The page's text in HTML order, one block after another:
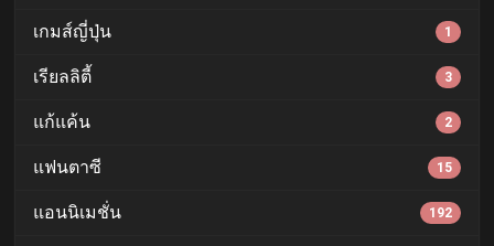
เกมส์ญี่ปุ่น 1
เรียลลิตี้ 3
แก้แค้น 2
แฟนตาซี 15
แอนนิเมชั่น 192